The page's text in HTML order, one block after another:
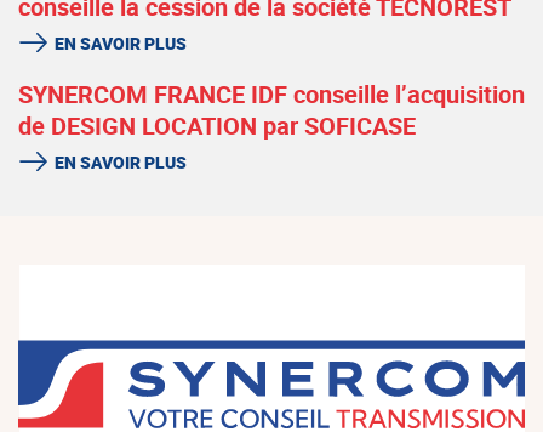
EN SAVOIR PLUS
SYNERCOM FRANCE IDF conseille l’acquisition
de DESIGN LOCATION par SOFICASE
EN SAVOIR PLUS